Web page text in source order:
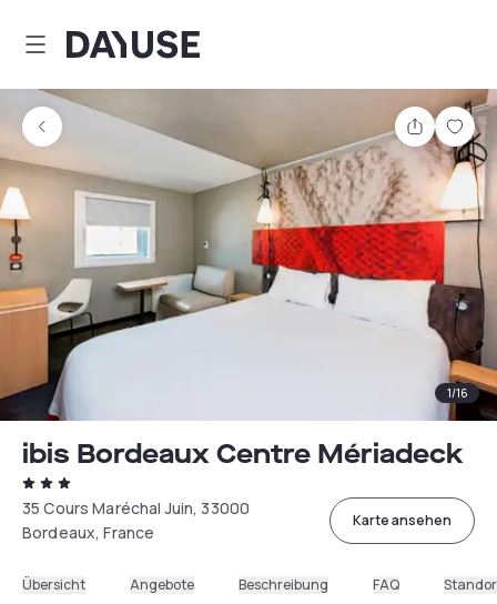
Dayuse
Teilen
1/16
ibis Bordeaux Centre Mériadeck
35 Cours Maréchal Juin, 33000
Bordeaux, France
Karte ansehen
Übersicht Angebote Beschreibung FAQ